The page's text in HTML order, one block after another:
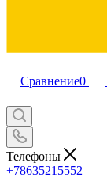
Сравнение0
Телефоны
+78635215552